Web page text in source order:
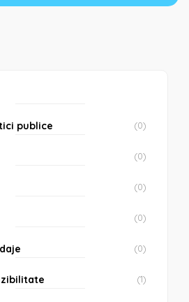
publice (0)
(0)
(0)
(0)
(0)
(1)